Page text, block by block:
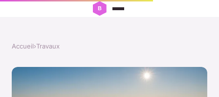
Accueil›Travaux